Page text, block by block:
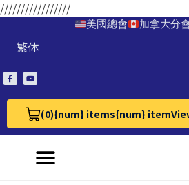
/////////////////
美國總會 加拿大分
繁体
(0)
View Cart 0{num} items{num} item